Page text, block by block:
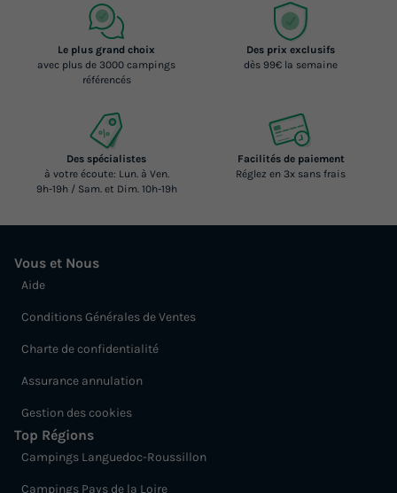
Le plus grand choix
avec plus de 3000 campings
référencés
Des prix exclusifs
dès 99€ la semaine
Des spécialistes
à votre écoute: Lun. à Ven.
9h-19h / Sam. et Dim. 10h-19h
Facilités de paiement
Réglez en 3x sans frais
Vous et Nous
Aide
Conditions Générales de Ventes
Charte de confidentialité
Assurance annulation
Gestion des cookies
Top Régions
Campings Languedoc-Roussillon
Campings Pays de la Loire